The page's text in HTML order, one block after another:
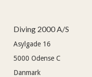
Diving 2000 A/S
Asylgade 16
5000 Odense C
Danmark